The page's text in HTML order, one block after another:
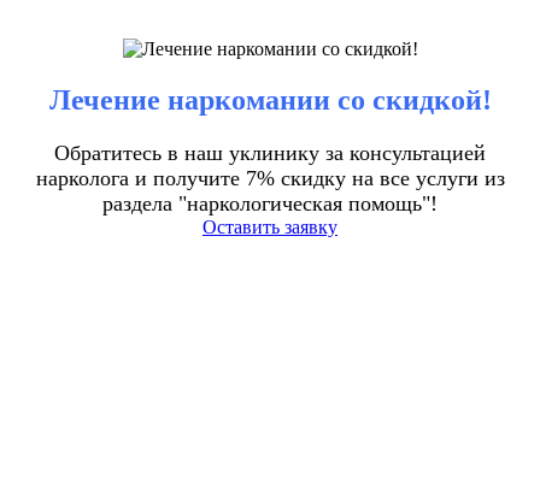
Лечение наркомании со скидкой!
Обратитесь в наш уклинику за консультацией
нарколога и получите 7% скидку на все услуги из
раздела "наркологическая помощь"!
Оставить заявку